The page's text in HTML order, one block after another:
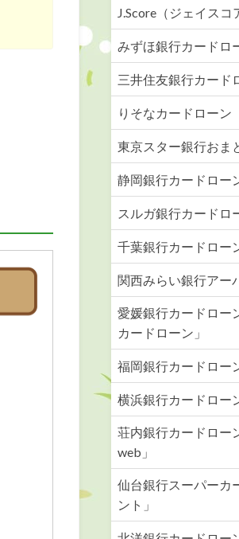
J.Score（ジェイスコ
みずほ銀行カードロ
三井住友銀行カード
りそなカードローン
東京スター銀行おま
静岡銀行カードロー
スルガ銀行カードロ
千葉銀行カードロー
関西みらい銀行アー
愛媛銀行カードロー
カードローン」
福岡銀行カードロー
横浜銀行カードロー
荘内銀行カードロー
web」
仙台銀行スーパーカ
ント」